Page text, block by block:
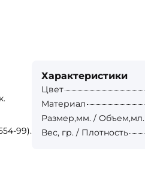
99).
Характеристики
Цвет
Материал
Размер,мм. / Объем,мл.
Вес, гр. / Плотность